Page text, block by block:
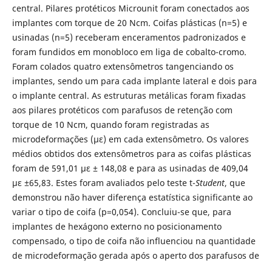
central. Pilares protéticos Microunit foram conectados aos
implantes com torque de 20 Ncm. Coifas plásticas (n=5) e
usinadas (n=5) receberam enceramentos padronizados e
foram fundidos em monobloco em liga de cobalto-cromo.
Foram colados quatro extensômetros tangenciando os
implantes, sendo um para cada implante lateral e dois para
o implante central. As estruturas metálicas foram fixadas
aos pilares protéticos com parafusos de retenção com
torque de 10 Ncm, quando foram registradas as
microdeformações (με) em cada extensômetro. Os valores
médios obtidos dos extensômetros para as coifas plásticas
foram de 591,01 με ± 148,08 e para as usinadas de 409,04
με ±65,83. Estes foram avaliados pelo teste t-Student, que
demonstrou não haver diferença estatística significante ao
variar o tipo de coifa (p=0,054). Concluiu-se que, para
implantes de hexágono externo no posicionamento
compensado, o tipo de coifa não influenciou na quantidade
de microdeformação gerada após o aperto dos parafusos de